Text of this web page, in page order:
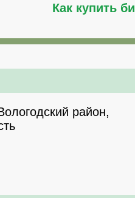
Как купить
район,